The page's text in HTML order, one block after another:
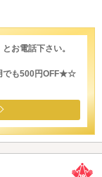
お電話下さい。
でも500円OFF★☆